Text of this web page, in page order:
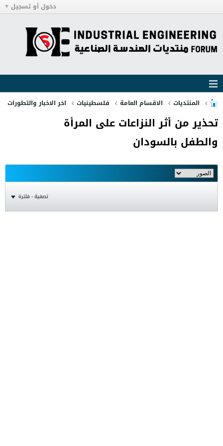
دخول أو تسجيل
المنتديات الاقسام العامة فلسطينيات اخر الاخبار والتطورات
تحذير من أثر النزاعات على المرأة
والطفل بالسودان
تصفية - فلترة